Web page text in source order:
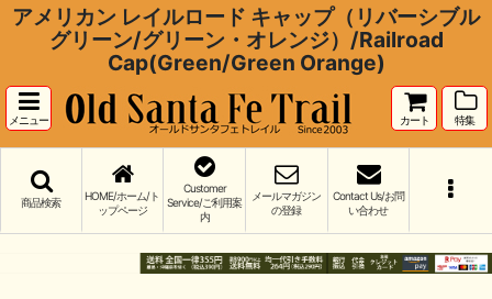
アメリカン レイルロード キャップ（リバーシブル
グリーン/グリーン・オレンジ）/Railroad
Cap(Green/Green Orange)
メニュー カート 特集
商品検索
HOME/ホーム/ト
ップページ
Customer
Service/ご利用案
内
メールマガジン
の登録
Contact Us/お問
い合わせ